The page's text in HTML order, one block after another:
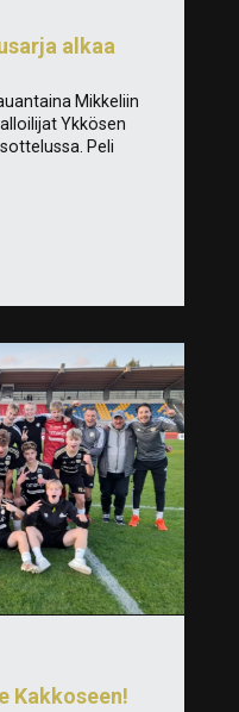
alkaa
Mikkeliin
Ykkösen
Peli
Kakkoseen!